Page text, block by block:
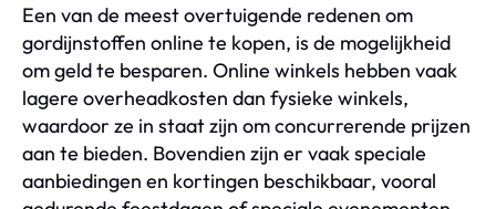
Een van de meest overtuigende redenen om
gordijnstoffen online te kopen, is de mogelijkheid
om geld te besparen. Online winkels hebben vaak
lagere overheadkosten dan fysieke winkels,
waardoor ze in staat zijn om concurrerende prijzen
aan te bieden. Bovendien zijn er vaak speciale
aanbiedingen en kortingen beschikbaar, vooral